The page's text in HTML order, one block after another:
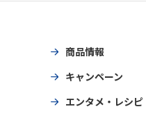
商品情報
キャンペーン
エンタメ・レシピ